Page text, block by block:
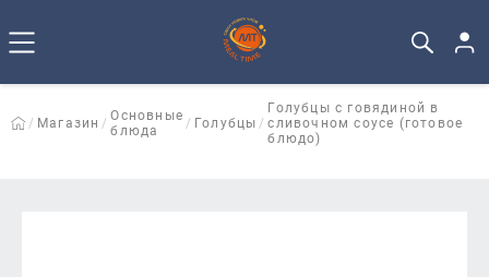
Магазин
Основные
блюда
Голубцы
Голубцы с говядиной в
сливочном соусе (готовое
блюдо)